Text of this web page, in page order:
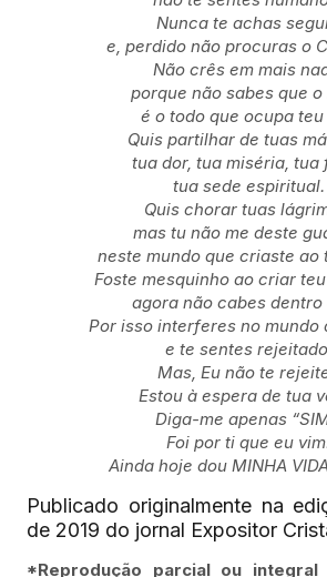
Nunca te achas
e, perdido não procuras o
Não crês em mais
porque não sabes que o
é o todo que ocupa teu
Quis partilhar de tuas
tua dor, tua miséria, tua
tua sede espiritual.
Quis chorar tuas
mas tu não me deste
neste mundo que criaste ao
Foste mesquinho ao criar
agora não cabes dentro
Por isso interferes no mundo
e te sentes
Mas, Eu não te
Estou à espera de tua
Diga-me apenas
Foi por ti que eu
Ainda hoje dou MINHA
Publicado originalmente na
de 2019 do jornal Expositor
*Reprodução parcial ou